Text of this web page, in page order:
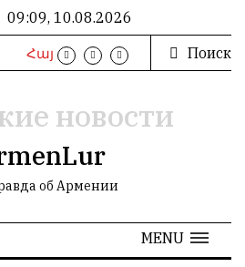
09:09, 10.08.2026
Հայ Поиск
новости
об Армении
MENU